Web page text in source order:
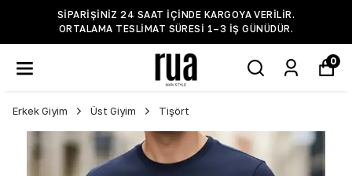
SIPARIŞINIZ 24 SAAT IÇINDE KARGOYA VERILIR.
ORTALAMA TESLIMAT SÜRESI 1–3 IŞ GÜNÜDÜR.
0
Erkek Giyim Üst Giyim Tişört